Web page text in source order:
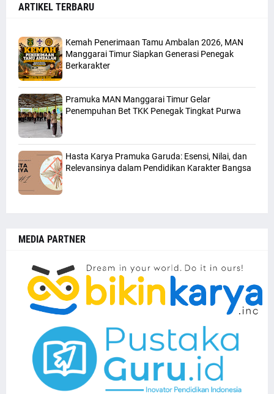
ARTIKEL TERBARU
Kemah Penerimaan Tamu Ambalan 2026, MAN
Manggarai Timur Siapkan Generasi Penegak
Berkarakter
Pramuka MAN Manggarai Timur Gelar
Penempuhan Bet TKK Penegak Tingkat Purwa
Hasta Karya Pramuka Garuda: Esensi, Nilai, dan
Relevansinya dalam Pendidikan Karakter Bangsa
MEDIA PARTNER